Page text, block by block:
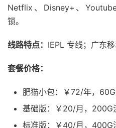
Netflix、Disney+、
锁。
线路特点： IEPL 专线；广东
套餐价格：
肥猫小包：￥72/年，60G
基础版：￥20/月，200G
标准版：￥40/月，400G